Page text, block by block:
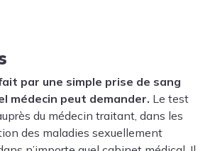
par une simple prise de sang
médecin peut demander. Le test
du médecin traitant, dans les
des maladies sexuellement